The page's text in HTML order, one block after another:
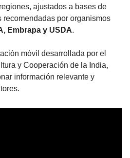
ajustados a bases de
recomendadas por organismos
Embrapa y USDA.
móvil desarrollada por el
y Cooperación de la India,
información relevante y